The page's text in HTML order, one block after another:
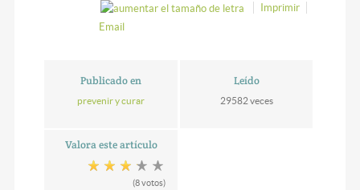
Imprimir
Email
Publicado en
prevenir y curar
Leído
29582 veces
Valora este artículo
(8 votos)